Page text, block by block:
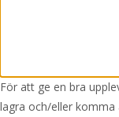
För att ge en bra
lagra och/eller